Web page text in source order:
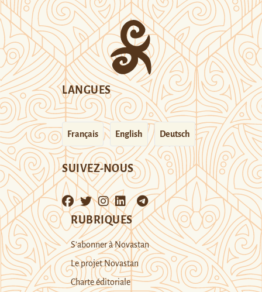
LANGUES
Français English Deutsch
SUIVEZ-NOUS
RUBRIQUES
S’abonner à Novastan
Le projet Novastan
Charte éditoriale